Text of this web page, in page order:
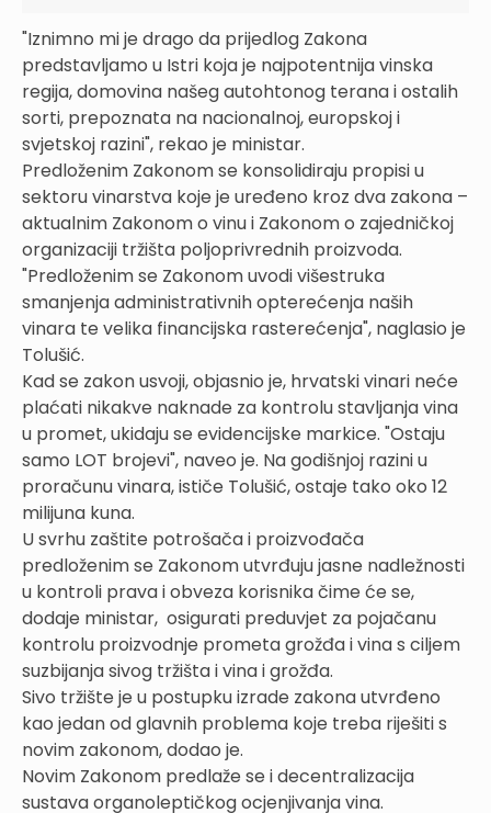
"Iznimno mi je drago da prijedlog Zakona
predstavljamo u Istri koja je najpotentnija vinska
regija, domovina našeg autohtonog terana i ostalih
sorti, prepoznata na nacionalnoj, europskoj i
svjetskoj razini", rekao je ministar.
Predloženim Zakonom se konsolidiraju propisi u
sektoru vinarstva koje je uređeno kroz dva zakona –
aktualnim Zakonom o vinu i Zakonom o zajedničkoj
organizaciji tržišta poljoprivrednih proizvoda.
"Predloženim se Zakonom uvodi višestruka
smanjenja administrativnih opterećenja naših
vinara te velika financijska rasterećenja", naglasio je
Tolušić.
Kad se zakon usvoji, objasnio je, hrvatski vinari neće
plaćati nikakve naknade za kontrolu stavljanja vina
u promet, ukidaju se evidencijske markice. "Ostaju
samo LOT brojevi", naveo je. Na godišnjoj razini u
proračunu vinara, ističe Tolušić, ostaje tako oko 12
milijuna kuna.
U svrhu zaštite potrošača i proizvođača
predloženim se Zakonom utvrđuju jasne nadležnosti
u kontroli prava i obveza korisnika čime će se,
dodaje ministar, osigurati preduvjet za pojačanu
kontrolu proizvodnje prometa grožđa i vina s ciljem
suzbijanja sivog tržišta i vina i grožđa.
Sivo tržište je u postupku izrade zakona utvrđeno
kao jedan od glavnih problema koje treba riješiti s
novim zakonom, dodao je.
Novim Zakonom predlaže se i decentralizacija
sustava organoleptičkog ocjenjivanja vina.